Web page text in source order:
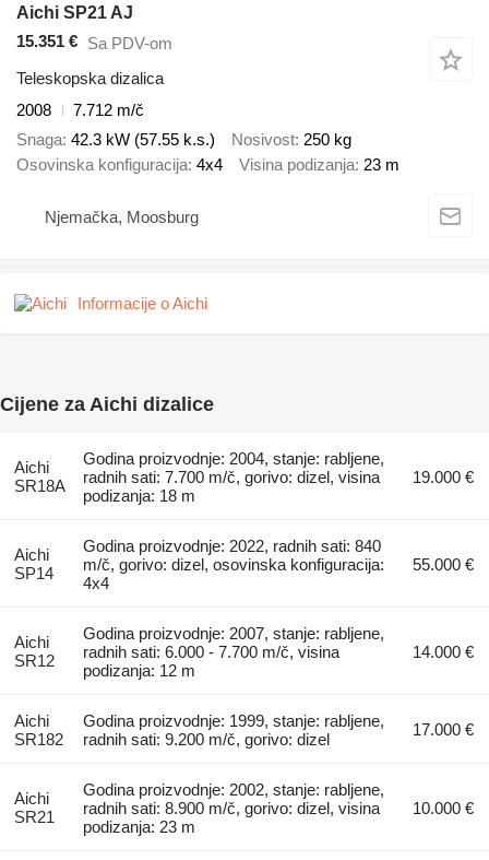
Aichi SP21 AJ
15.351 € Sa PDV-om
Teleskopska dizalica
2008
7.712 m/č
Snaga 42.3 kW (57.55 k.s.) Nosivost 250 kg
Osovinska konfiguracija 4x4 Visina podizanja 23 m
Njemačka, Moosburg
Informacije o Aichi
Cijene za Aichi dizalice
Aichi
SR18A
Godina proizvodnje: 2004, stanje: rabljene,
radnih sati: 7.700 m/č, gorivo: dizel, visina
podizanja: 18 m
19.000 €
Aichi
SP14
Godina proizvodnje: 2022, radnih sati: 840
m/č, gorivo: dizel, osovinska konfiguracija:
4x4
55.000 €
Aichi
SR12
Godina proizvodnje: 2007, stanje: rabljene,
radnih sati: 6.000 - 7.700 m/č, visina
podizanja: 12 m
14.000 €
Aichi
SR182
Godina proizvodnje: 1999, stanje: rabljene,
radnih sati: 9.200 m/č, gorivo: dizel
17.000 €
Aichi
SR21
Godina proizvodnje: 2002, stanje: rabljene,
radnih sati: 8.900 m/č, gorivo: dizel, visina
podizanja: 23 m
10.000 €